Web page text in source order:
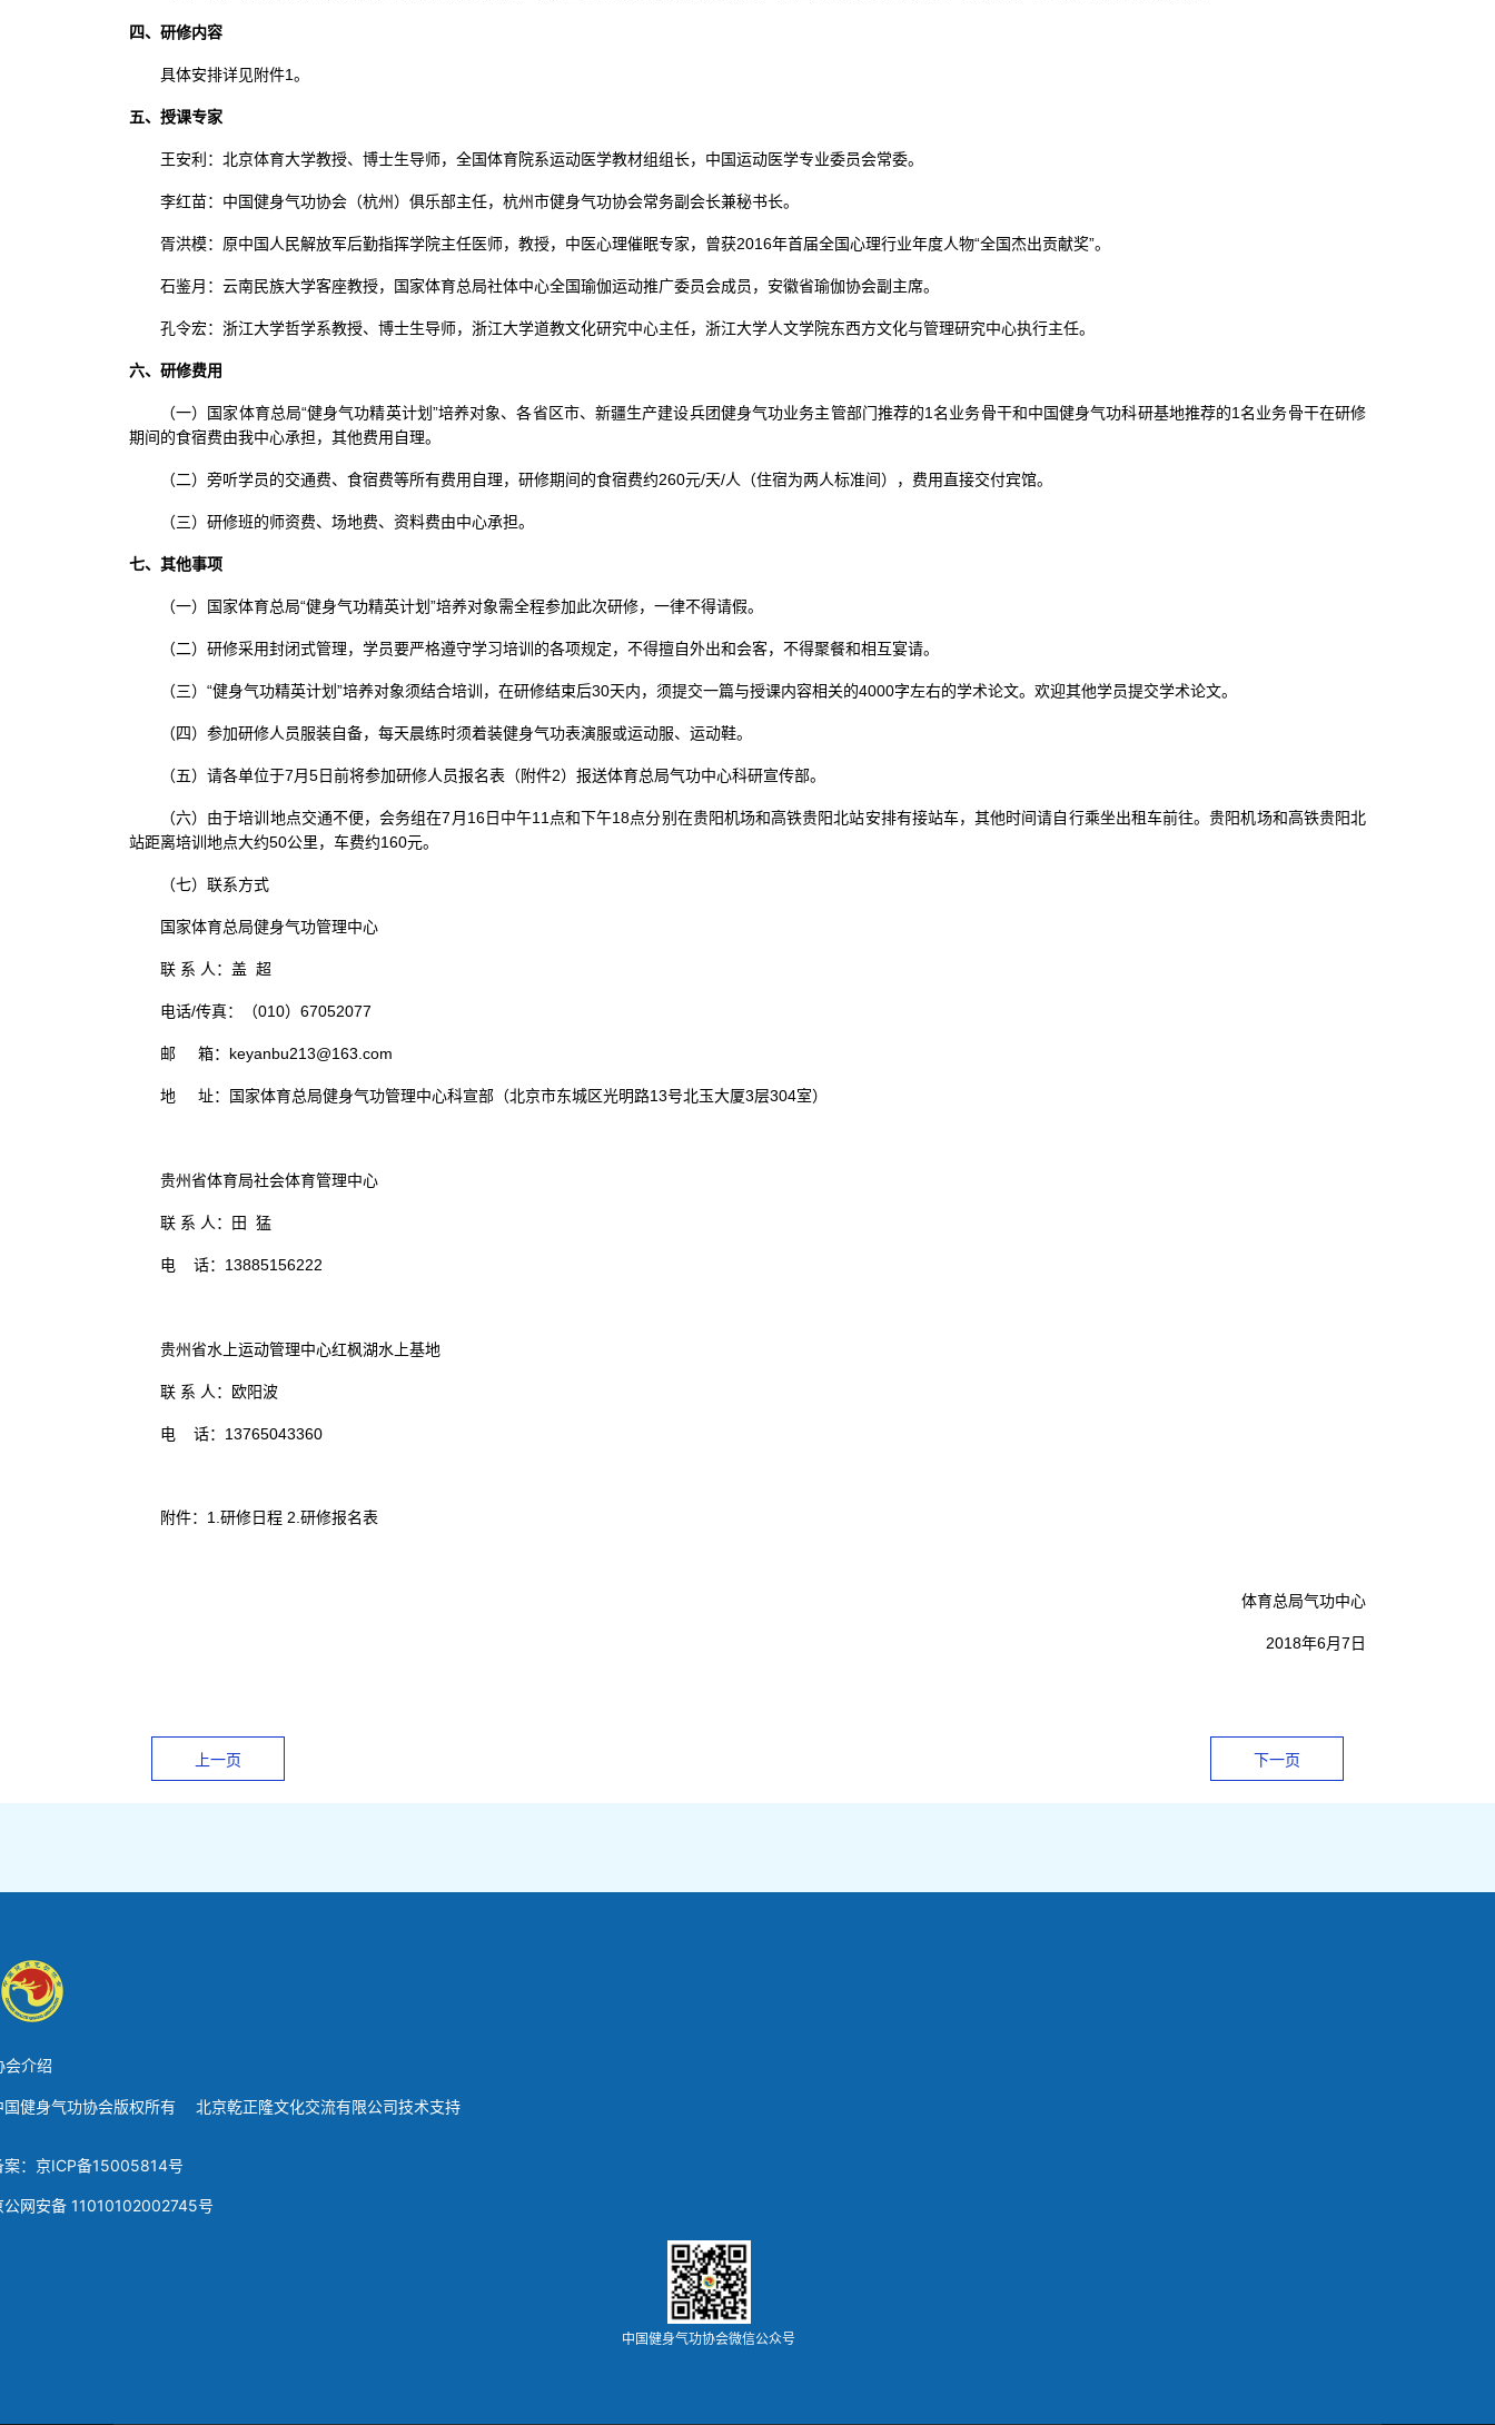
四、研修内容
具体安排详见附件1。
五、授课专家
王安利：北京体育大学教授、博士生导师，全国体育院系运动医学教材组组长，中国运动医学专业委员会常委。
李红苗：中国健身气功协会（杭州）俱乐部主任，杭州市健身气功协会常务副会长兼秘书长。
胥洪模：原中国人民解放军后勤指挥学院主任医师，教授，中医心理催眠专家，曾获2016年首届全国心理行业年度人物“全国杰出贡献奖”。
石鉴月：云南民族大学客座教授，国家体育总局社体中心全国瑜伽运动推广委员会成员，安徽省瑜伽协会副主席。
孔令宏：浙江大学哲学系教授、博士生导师，浙江大学道教文化研究中心主任，浙江大学人文学院东西方文化与管理研究中心执行主任。
六、研修费用
（一）国家体育总局“健身气功精英计划”培养对象、各省区市、新疆生产建设兵团健身气功业务主管部门推荐的1名业务骨干和中国健身气功科研基地推荐的1名业务骨干在研修
期间的食宿费由我中心承担，其他费用自理。
（二）旁听学员的交通费、食宿费等所有费用自理，研修期间的食宿费约260元/天/人（住宿为两人标准间），费用直接交付宾馆。
（三）研修班的师资费、场地费、资料费由中心承担。
七、其他事项
（一）国家体育总局“健身气功精英计划”培养对象需全程参加此次研修，一律不得请假。
（二）研修采用封闭式管理，学员要严格遵守学习培训的各项规定，不得擅自外出和会客，不得聚餐和相互宴请。
（三）“健身气功精英计划”培养对象须结合培训，在研修结束后30天内，须提交一篇与授课内容相关的4000字左右的学术论文。欢迎其他学员提交学术论文。
（四）参加研修人员服装自备，每天晨练时须着装健身气功表演服或运动服、运动鞋。
（五）请各单位于7月5日前将参加研修人员报名表（附件2）报送体育总局气功中心科研宣传部。
（六）由于培训地点交通不便，会务组在7月16日中午11点和下午18点分别在贵阳机场和高铁贵阳北站安排有接站车，其他时间请自行乘坐出租车前往。贵阳机场和高铁贵阳北
站距离培训地点大约50公里，车费约160元。
（七）联系方式
国家体育总局健身气功管理中心
联 系 人：盖 超
电话/传真：（010）67052077
邮 箱：keyanbu213@163.com
地 址：国家体育总局健身气功管理中心科宣部（北京市东城区光明路13号北玉大厦3层304室）
贵州省体育局社会体育管理中心
联 系 人：田 猛
电 话：13885156222
贵州省水上运动管理中心红枫湖水上基地
联 系 人：欧阳波
电 话：13765043360
附件： 1.研修日程 2.研修报名表
体育总局气功中心
2018年6月7日
上一页 下一页
会介绍
国健身气功协会版权所有 北京乾正隆文化交流有限公司技术支持
案：京ICP备15005814号
公网安备 11010102002745号
中国健身气功协会微信公众号